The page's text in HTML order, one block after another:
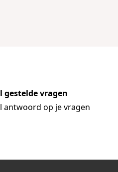
gestelde vragen
antwoord op je vragen